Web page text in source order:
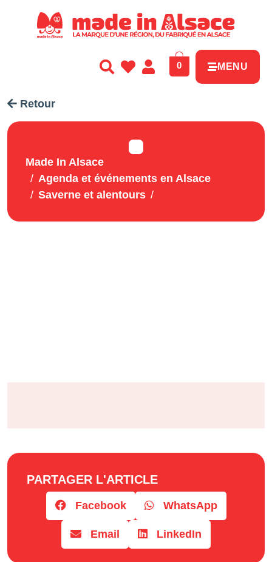
0 MENU
Retour
Made In Alsace
Agenda et événements en Alsace
Saverne et alentours
PARTAGER L'ARTICLE
Facebook WhatsApp
Email LinkedIn